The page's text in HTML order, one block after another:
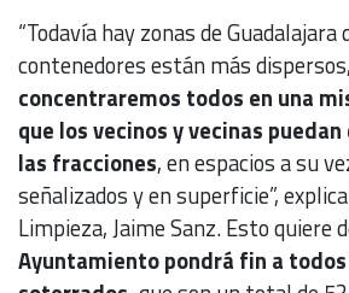
“Todavía hay zonas de Guadalajara
contenedores están más dispersos,
concentraremos todos en una
que los vecinos y vecinas
las fracciones, en espacios a su
señalizados y en superficie”,
Limpieza, Jaime Sanz. Esto quiere
Ayuntamiento pondrá fin a